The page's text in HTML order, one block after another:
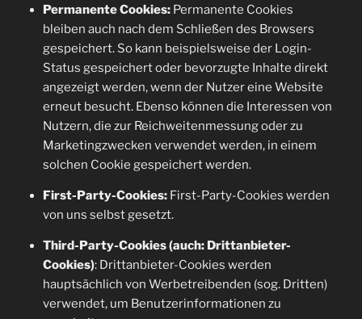
Permanente Cookies:Permanente Cookies
bleiben auch nach dem Schließen des Browsers
gespeichert. So kann beispielsweise der Login-
Status gespeichert oder bevorzugte Inhalte direkt
angezeigt werden, wenn der Nutzer eine Website
erneut besucht. Ebenso können die Interessen von
Nutzern, die zur Reichweitenmessung oder zu
Marketingzwecken verwendet werden, in einem
solchen Cookie gespeichert werden.
First-Party-Cookies:First-Party-Cookies werden
von uns selbst gesetzt.
Third-Party-Cookies (auch: Drittanbieter-
Cookies): Drittanbieter-Cookies werden
hauptsächlich von Werbetreibenden (sog. Dritten)
verwendet, um Benutzerinformationen zu